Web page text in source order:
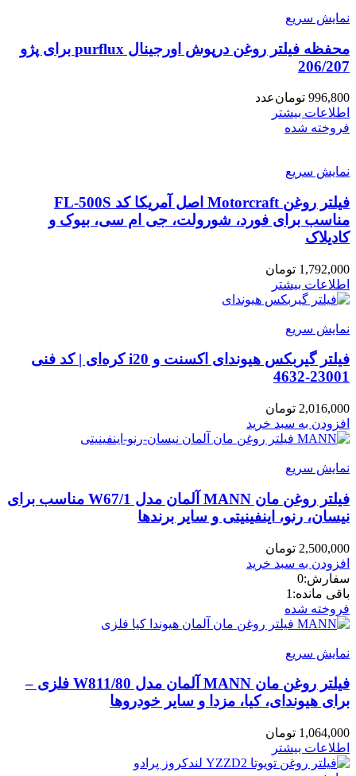
نمایش سریع
محفظه فیلتر روغن درپوش اورجینال purflux برای پژو
206/207
996,800 تومانعدد
اطلاعات بیشتر
فروخته شده
نمایش سریع
فیلتر روغن Motorcraft اصل آمریکا کد FL-500S
مناسب برای فورد، شورولت، جی ام سی، بیوک و
کادیلاک
1,792,000 تومان
اطلاعات بیشتر
نمایش سریع
فیلتر گیربکس هیوندای اکسنت و i20 کره‌ای | کد فنی
23001-4632
2,016,000 تومان
افزودن به سبد خرید
نمایش سریع
فیلتر روغن مان MANN آلمان مدل W67/1 مناسب برای
نیسان، رنو، اینفینیتی و سایر برندها
2,500,000 تومان
افزودن به سبد خرید
سفارش:0
باقی مانده: 1
فروخته شده
نمایش سریع
فیلتر روغن مان MANN آلمان مدل W811/80 فلزی –
برای هیوندای، کیا، مزدا و سایر خودروها
1,064,000 تومان
اطلاعات بیشتر